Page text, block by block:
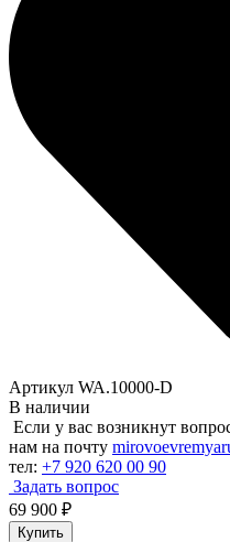
Артикул WA.10000-D
В наличии
Если у вас возникнут
нам на почту
тел: +7 920 620 00 90
Задать вопрос
69 900 ₽
Купить